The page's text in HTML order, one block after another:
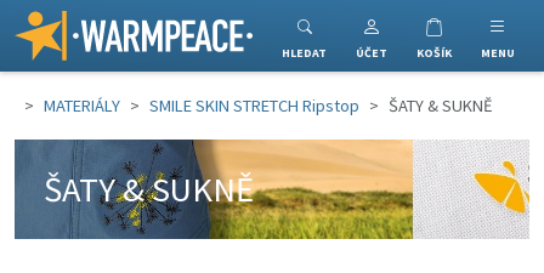
Warmpeace
HLEDAT ÚČET KOŠÍK MENU
MATERIÁLY SMILE SKIN STRETCH Ripstop ŠATY & SUKNĚ
ŠATY & SUKNĚ